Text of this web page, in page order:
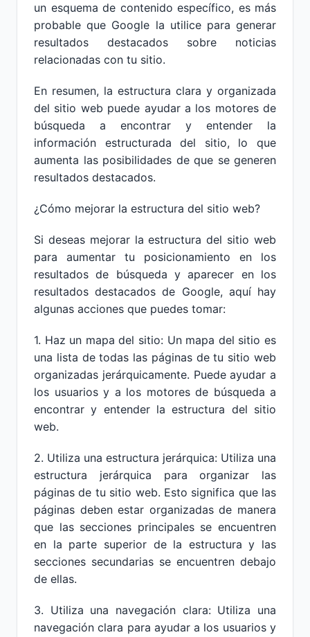
un esquema de contenido específico, es más
probable que Google la utilice para generar
resultados destacados sobre noticias
relacionadas con tu sitio.
En resumen, la estructura clara y organizada
del sitio web puede ayudar a los motores de
búsqueda a encontrar y entender la
información estructurada del sitio, lo que
aumenta las posibilidades de que se generen
resultados destacados.
¿Cómo mejorar la estructura del sitio web?
Si deseas mejorar la estructura del sitio web
para aumentar tu posicionamiento en los
resultados de búsqueda y aparecer en los
resultados destacados de Google, aquí hay
algunas acciones que puedes tomar:
1. Haz un mapa del sitio: Un mapa del sitio es
una lista de todas las páginas de tu sitio web
organizadas jerárquicamente. Puede ayudar a
los usuarios y a los motores de búsqueda a
encontrar y entender la estructura del sitio
web.
2. Utiliza una estructura jerárquica: Utiliza una
estructura jerárquica para organizar las
páginas de tu sitio web. Esto significa que las
páginas deben estar organizadas de manera
que las secciones principales se encuentren
en la parte superior de la estructura y las
secciones secundarias se encuentren debajo
de ellas.
3. Utiliza una navegación clara: Utiliza una
navegación clara para ayudar a los usuarios y